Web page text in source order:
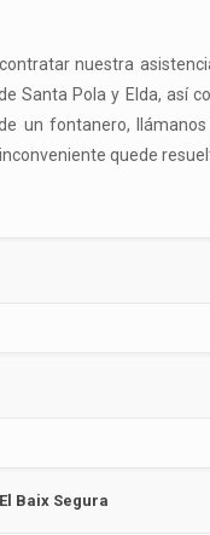
nuestra
Santa Pola y Elda, así
un fontanero,
quede
Baix Segura